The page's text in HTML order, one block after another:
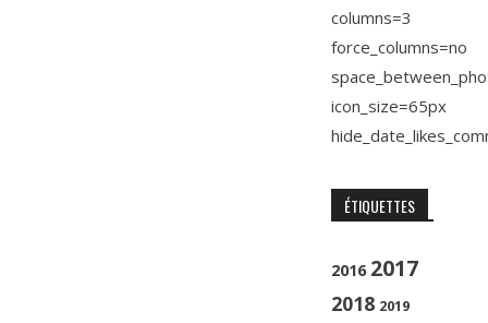
columns=3
force_columns=no
icon_size=65px
ÉTIQUETTES
2016 2017
2018 2019